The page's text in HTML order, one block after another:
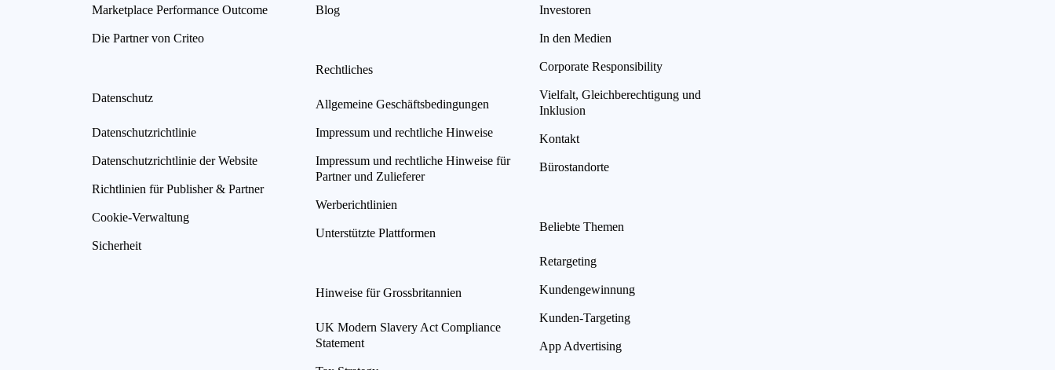
Marketplace Performance Outcome
Die Partner von Criteo
Datenschutz
Datenschutzrichtlinie
Datenschutzrichtlinie der Website
Richtlinien für Publisher & Partner
Cookie-Verwaltung
Sicherheit
Blog
Rechtliches
Allgemeine Geschäftsbedingungen
Impressum und rechtliche Hinweise
Impressum und rechtliche Hinweise für
Partner und Zulieferer
Werberichtlinien
Unterstützte Plattformen
Hinweise für Grossbritannien
UK Modern Slavery Act Compliance
Statement
Investoren
In den Medien
Corporate Responsibility
Vielfalt, Gleichberechtigung und
Inklusion
Kontakt
Bürostandorte
Beliebte Themen
Retargeting
Kundengewinnung
Kunden-Targeting
App Advertising